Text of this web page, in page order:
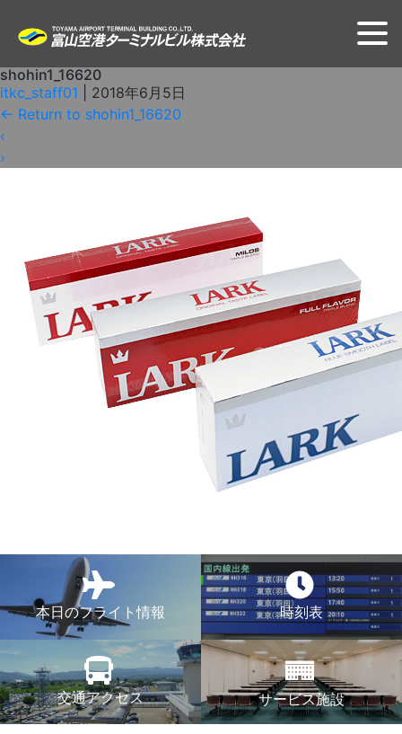
shohin1_16620
itkc_staff01
2018年6月5日
← Return to shohin1_16620
‹
›
本日のフライト情報 時刻表
交通アクセス サービス施設